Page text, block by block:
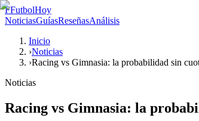
FFutbolHoy
NoticiasGuíasReseñasAnálisis
Inicio
›Noticias
›Racing vs Gimnasia: la probabilidad sin
Noticias
Racing vs Gimnasia: la